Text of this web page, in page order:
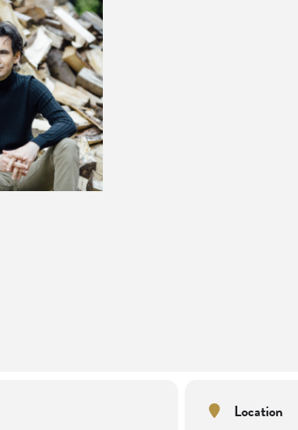
Location